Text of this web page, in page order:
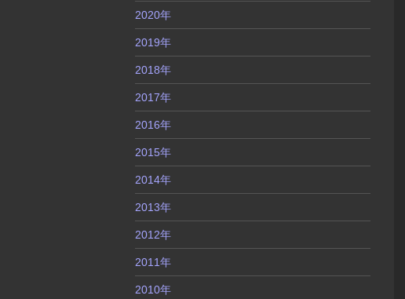
2020年
2019年
2018年
2017年
2016年
2015年
2014年
2013年
2012年
2011年
2010年